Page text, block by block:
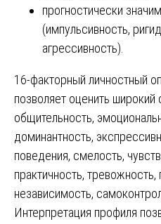
прогностически
(импульсивность,
агрессивность).
16-факторный личностный
позволяет оценить широкий
общительность,
доминантность,
поведения, смелость,
практичность,
независимость,
Интерпретация профиля